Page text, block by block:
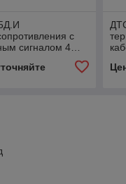
с
сигналом 4…